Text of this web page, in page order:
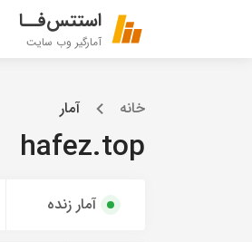
استتس‌فــا
آمارگیر وب سایت
خانه آمار
hafez.top
آمار زنده